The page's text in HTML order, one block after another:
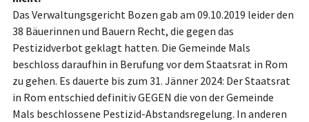
Das Verwaltungsgericht Bozen gab am 09.10.2019 leider den
38 Bäuerinnen und Bauern Recht, die gegen das
Pestizidverbot geklagt hatten. Die Gemeinde Mals
beschloss daraufhin in Berufung vor dem Staatsrat in Rom
zu gehen. Es dauerte bis zum 31. Jänner 2024: Der Staatsrat
in Rom entschied definitiv GEGEN die von der Gemeinde
Mals beschlossene Pestizid-Abstandsregelung. In anderen